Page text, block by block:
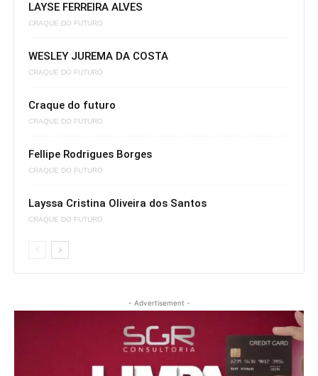
LAYSE FERREIRA ALVES
CRAQUE DO FUTURO
WESLEY JUREMA DA COSTA
CRAQUE DO FUTURO
Craque do futuro
CRAQUE DO FUTURO
Fellipe Rodrigues Borges
CRAQUE DO FUTURO
Layssa Cristina Oliveira dos Santos
CRAQUE DO FUTURO
- Advertisement -